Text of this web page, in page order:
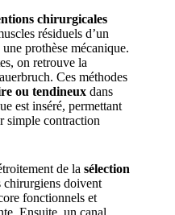
chirurgicales
résiduels d’un
prothèse mécanique.
on retrouve la
Ces méthodes
ou tendineux dans
est inséré, permettant
simple contraction
de la sélection
chirurgiens doivent
fonctionnels et
Ensuite, un canal